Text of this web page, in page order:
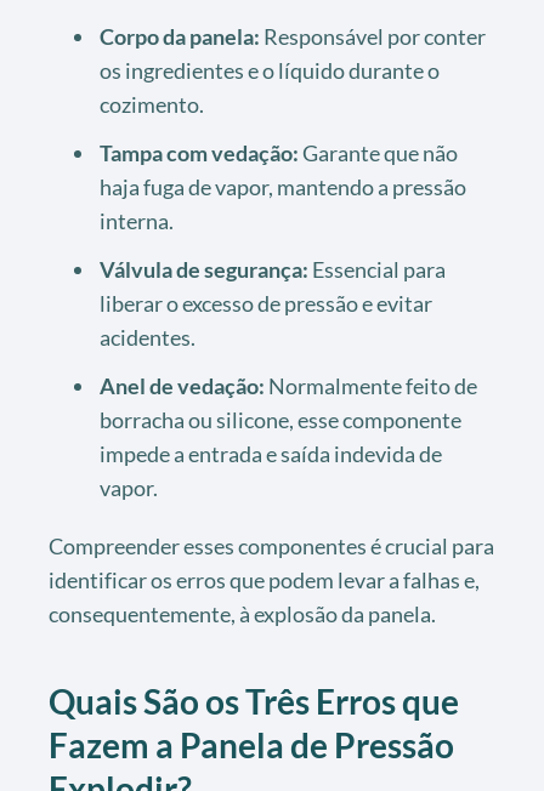
Corpo da panela: Responsável por conter
os ingredientes e o líquido durante o
cozimento.
Tampa com vedação:Garante que não
haja fuga de vapor, mantendo a pressão
interna.
Válvula de segurança: Essencial para
liberar o excesso de pressão e evitar
acidentes.
Anel de vedação: Normalmente feito de
borracha ou silicone, esse componente
impede a entrada e saída indevida de
vapor.
Compreender esses componentes é crucial para
identificar os erros que podem levar a falhas e,
consequentemente, à explosão da panela.
Quais São os Três Erros que
Fazem a Panela de Pressão